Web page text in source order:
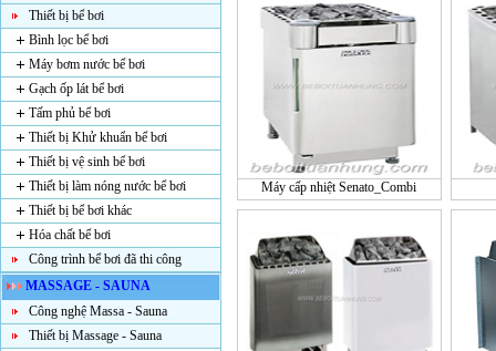
Thiết bị bể bơi
Bình lọc bể bơi
Máy bơm nước bể bơi
Gạch ốp lát bể bơi
Tấm phủ bể bơi
Thiết bị Khử khuẩn bể bơi
Thiết bị vệ sinh bể bơi
Thiết bị làm nóng nước bể bơi
Thiết bị bể bơi khác
Hóa chất bể bơi
Công trình bể bơi đã thi công
MASSAGE - SAUNA
Công nghệ Massa - Sauna
Thiết bị Massage - Sauna
Máy cấp nhiệt Senato_Combi